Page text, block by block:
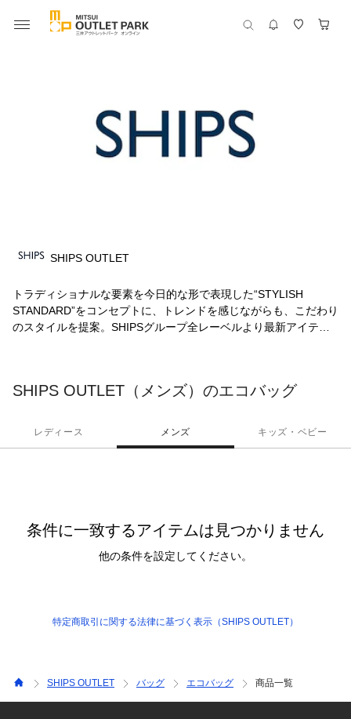
SHIPS OUTLET
トラディショナルな要素を今日的な形で表現した“STYLISH
STANDARD”をコンセプトに、トレンドを感じながらも、こだわり
のスタイルを提案。SHIPSグループ全レーベルより最新アイテム
SHIPS OUTLET（メンズ）のエコバッグ
レディース メンズ キッズ・ベビー
条件に一致するアイテムは見つかりません
他の条件を設定してください。
特定商取引に関する法律に基づく表示（SHIPS OUTLET）
SHIPS OUTLET バッグ エコバッグ 商品一覧